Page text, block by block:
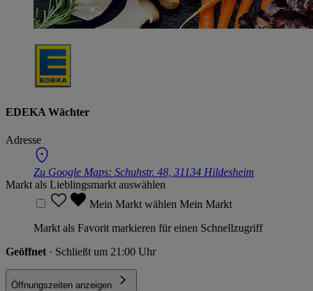
EDEKA Wächter
Adresse
Zu Google Maps: Schuhstr. 48, 31134 Hildesheim
Markt als Lieblingsmarkt auswählen
Mein Markt wählen Mein Markt
Markt als Favorit markieren für einen Schnellzugriff
Geöffnet · Schließt um 21:00 Uhr
Öffnungszeiten anzeigen